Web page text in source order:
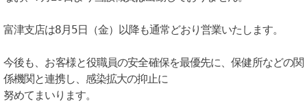
富津支店は8月5日（金）以降も通常どおり営業いたします。
今後も、お客様と役職員の安全確保を最優先に、保健所などの関
係機関と連携し、感染拡大の抑止に
努めてまいります。